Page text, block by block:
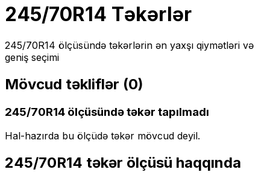
245/70R14 Təkərlər
245/70R14 ölçüsündə təkərlərin ən yaxşı qiymətləri və
geniş seçimi
Mövcud təkliflər (0)
245/70R14 ölçüsündə təkər tapılmadı
Hal-hazırda bu ölçüdə təkər mövcud deyil.
245/70R14 təkər ölçüsü haqqında